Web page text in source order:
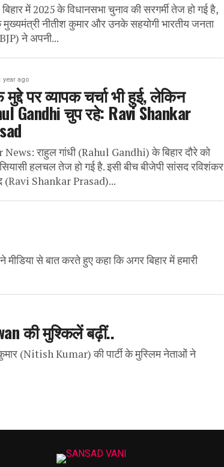
में 2025 के विधानसभा चुनाव की सरगर्मी तेज हो गई है,
मुख्यमंत्री नीतीश कुमार और उनके सहयोगी भारतीय जनता
ने अपनी...
year ago
पर व्यापक चर्चा भी हुई, लेकिन
Gandhi चुप रहे: Ravi Shankar
राहुल गांधी (Rahul Gandhi) के बिहार दौरे को
हलचल तेज हो गई है. इसी बीच बीजेपी सांसद रविशंकर
(Ravi Shankar Prasad)...
से बात करते हुए कहा कि अगर बिहार में हमारी
की मुश्किलें बढ़ीं..
(Nitish Kumar) की पार्टी के मुस्लिम नेताओं ने